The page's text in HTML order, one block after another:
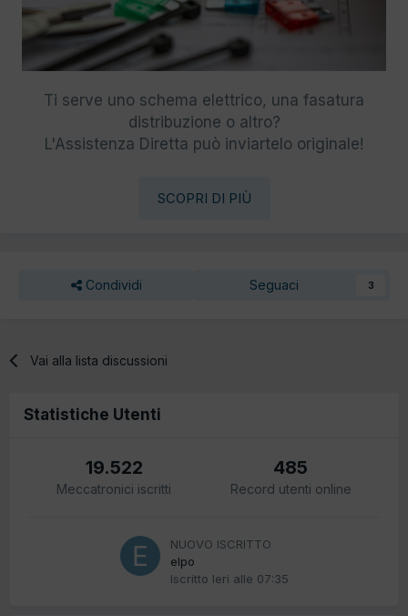
Ti serve uno schema elettrico, una fasatura
distribuzione o altro?
L'Assistenza Diretta può inviartelo originale!
SCOPRI DI PIÙ
Condividi Seguaci 3
Vai alla lista discussioni
Statistiche Utenti
19.522
Meccatronici iscritti
485
Record utenti online
NUOVO ISCRITTO
elpo
Iscritto Ieri alle 07:35